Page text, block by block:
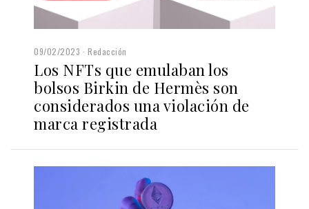
09/02/2023 Redacción
Los NFTs que emulaban los
bolsos Birkin de Hermès son
considerados una violación de
marca registrada